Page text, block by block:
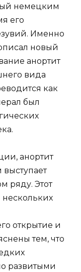
немецким
его
Именно
новый
анортит
вида
как
был
анортит
ряду. Этот
открытие и
тем, что
развитыми